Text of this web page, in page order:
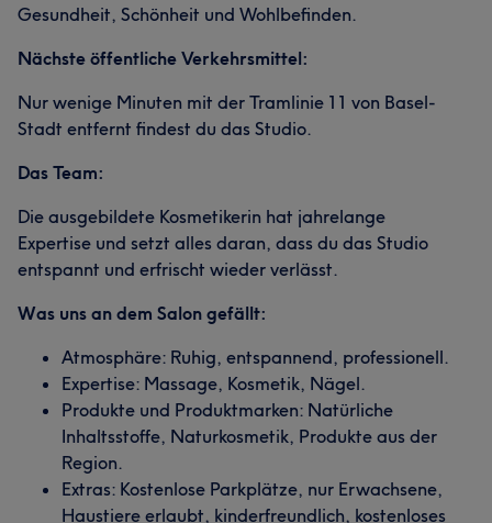
Gesundheit, Schönheit und Wohlbefinden.
Nächste öffentliche Verkehrsmittel:
Nur wenige Minuten mit der Tramlinie 11 von Basel-
Stadt entfernt findest du das Studio.
Das Team:
Die ausgebildete Kosmetikerin hat jahrelange
Expertise und setzt alles daran, dass du das Studio
entspannt und erfrischt wieder verlässt.
Was uns an dem Salon gefällt:
Atmosphäre: Ruhig, entspannend, professionell.
Expertise: Massage, Kosmetik, Nägel.
Produkte und Produktmarken: Natürliche
Inhaltsstoffe, Naturkosmetik, Produkte aus der
Region.
Extras: Kostenlose Parkplätze, nur Erwachsene,
Haustiere erlaubt, kinderfreundlich, kostenloses